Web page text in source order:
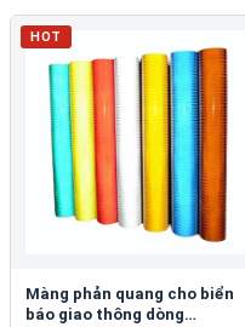
HOT
Màng phản quang cho biển
báo giao thông dòng